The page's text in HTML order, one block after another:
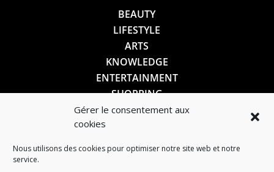
Gérer le consentement aux
cookies
Nous utilisons des cookies pour optimiser notre site web et notre
service.
BEAUTY
LIFESTYLE
ARTS
KNOWLEDGE
ENTERTAINMENT
SHOPPING
SUIVEZ-NOUS